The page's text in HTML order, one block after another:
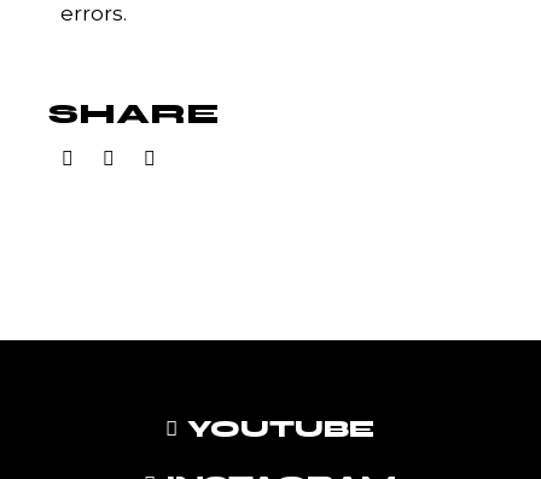
errors.
SHARE
YOUTUBE